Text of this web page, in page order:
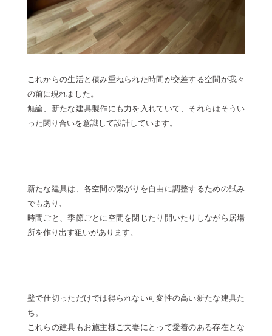
これからの生活と積み重ねられた時間が交差する空間が我々
の前に現れました。
無論、新たな建具製作にも力を入れていて、それらはそうい
った関り合いを意識して設計しています。
新たな建具は、各空間の繋がりを自由に調整するための試み
でもあり、
時間ごと、季節ごとに空間を閉じたり開いたりしながら居場
所を作り出す狙いがあります。
壁で仕切っただけでは得られない可変性の高い新たな建具た
ち。
これらの建具もお施主様ご夫妻にとって愛着のある存在とな